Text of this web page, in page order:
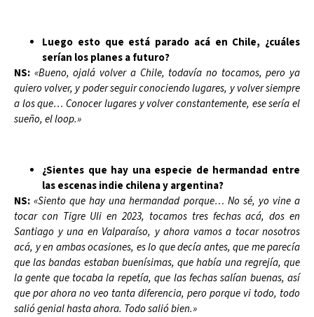
Luego esto que está parado acá en Chile, ¿cuáles
serían los planes a futuro?
NS: «Bueno, ojalá volver a Chile, todavía no tocamos, pero ya
quiero volver, y poder seguir conociendo lugares, y volver siempre
a los que… Conocer lugares y volver constantemente, ese sería el
sueño, el loop.»
¿Sientes que hay una especie de hermandad entre
las escenas indie chilena y argentina?
NS: «Siento que hay una hermandad porque… No sé, yo vine a
tocar con Tigre Uli en 2023, tocamos tres fechas acá, dos en
Santiago y una en Valparaíso, y ahora vamos a tocar nosotros
acá, y en ambas ocasiones, es lo que decía antes, que me parecía
que las bandas estaban buenísimas, que había una regrejía, que
la gente que tocaba la repetía, que las fechas salían buenas, así
que por ahora no veo tanta diferencia, pero porque vi todo, todo
salió genial hasta ahora. Todo salió bien.»